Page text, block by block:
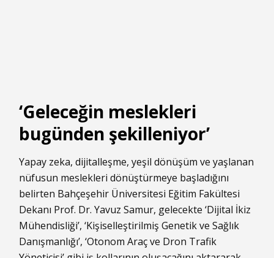
‘Geleceğin meslekleri
bugünden şekilleniyor’
Yapay zeka, dijitalleşme, yeşil dönüşüm ve yaşlanan
nüfusun meslekleri dönüştürmeye başladığını
belirten Bahçeşehir Üniversitesi Eğitim Fakültesi
Dekanı Prof. Dr. Yavuz Samur, gelecekte ‘Dijital İkiz
Mühendisliği’, ‘Kişiselleştirilmiş Genetik ve Sağlık
Danışmanlığı’, ‘Otonom Araç ve Dron Trafik